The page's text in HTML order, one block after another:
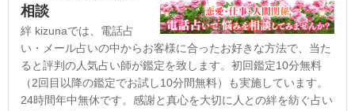
相談
絆 kizunaでは、電話占
い・メール占いの中からお客様に合ったお好きな方法で、当た
ると評判の人気占い師が鑑定を致します。初回鑑定10分無料
（2回目以降の鑑定でお試し10分間無料）も実施しています。
24時間年中無休です。感謝と真心を大切に人との絆を紡ぐ占い